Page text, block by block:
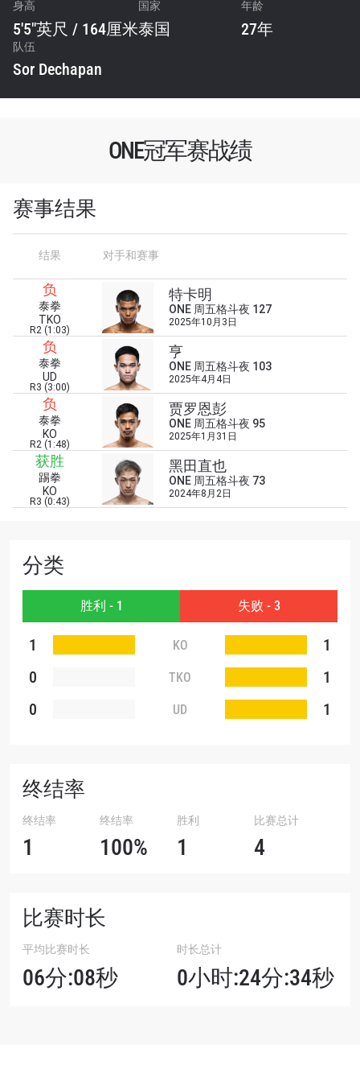
身高
5'5"英尺 / 164厘米
国家
泰国
年龄
27年
队伍
Sor Dechapan
ONE冠军赛战绩
赛事结果
结果 对手和赛事
负
泰拳
TKO
R2 (1:03)
特卡明
ONE 周五格斗夜 127
2025年10月3日
负
泰拳
UD
R3 (3:00)
亨
ONE 周五格斗夜 103
2025年4月4日
负
泰拳
KO
R2 (1:48)
贾罗恩彭
ONE 周五格斗夜 95
2025年1月31日
获胜
踢拳
KO
R3 (0:43)
黑田直也
ONE 周五格斗夜 73
2024年8月2日
分类
胜利 - 1 失败 - 3
1 KO
1
0
TKO
1
0
UD 1
终结率
终结率
1
终结率
100%
胜利
1
比赛总计
4
比赛时长
平均比赛时长
06分:08秒
时长总计
0小时:24分:34秒
赛事
浏览了解更多
在任何地域观看ONE冠军赛，现在注册获得权限了
解最新资讯、解锁特别福利以及优先机遇获得直播
场次的最佳座位！
邮箱
的隐私政策，我们将收集、使用和披露您的信息。